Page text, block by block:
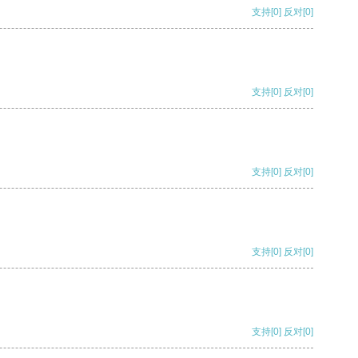
支持[0] 反对[0]
支持[0] 反对[0]
支持[0] 反对[0]
支持[0] 反对[0]
支持[0] 反对[0]